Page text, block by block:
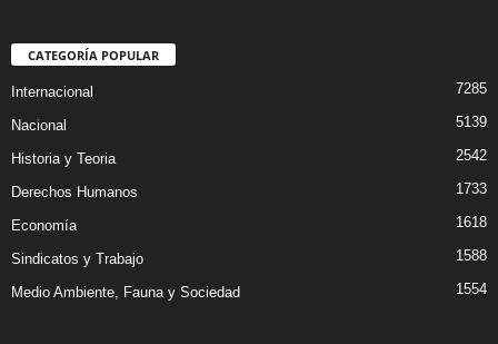
CATEGORÍA POPULAR
Internacional 7285
Nacional 5139
Historia y Teoria 2542
Derechos Humanos 1733
Economía 1618
Sindicatos y Trabajo 1588
Medio Ambiente, Fauna y Sociedad 1554